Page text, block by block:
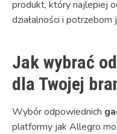
produkt, który najlepiej
działalności i
Jak wybrać
dla Twojej
Wybór odpowiednich
platformy jak Allegro